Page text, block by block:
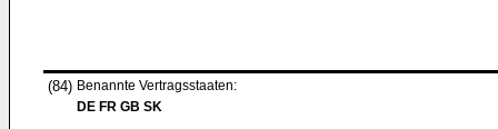
(84) Benannte Vertragsstaaten:
DE FR GB SK